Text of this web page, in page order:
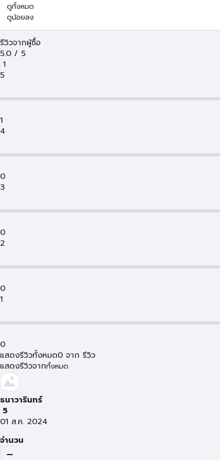
ดูทั้งหมด
ดูน้อยลง
รีวิวจากผู้ซื้อ
5.0 / 5
1
5
1
4
0
3
0
2
0
1
0
แสดงรีวิวทั้งหมด0 จาก รีวิว
แสดงรีวิวจากทั้งหมด
ธนาวารินทร์
5
01 ส.ค. 2024
จำนวน